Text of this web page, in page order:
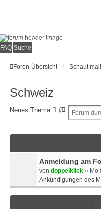
Alles rund um die Yamaha
FAQ Suche
Foren-Übersicht Schaut mal!
Schweiz
Neues Thema
S
hE
T
E
R
T
Anmeldung am
von doppelklick » Mo
Ankündigungen des